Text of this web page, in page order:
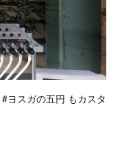
ヨスガの五円 もカスタ